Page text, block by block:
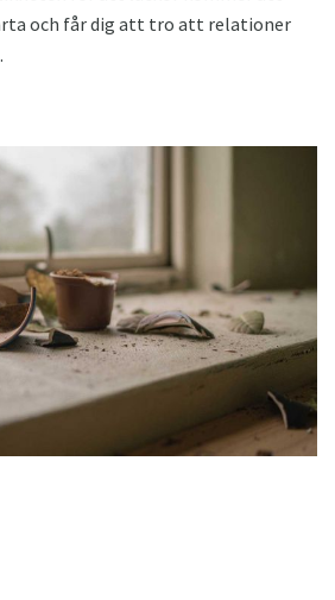
och får dig att tro att relationer